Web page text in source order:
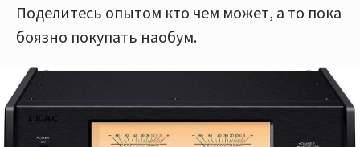
Поделитесь опытом кто чем может, а то пока
боязно покупать наобум.